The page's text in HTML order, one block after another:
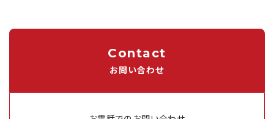
Contact
お問い合わせ